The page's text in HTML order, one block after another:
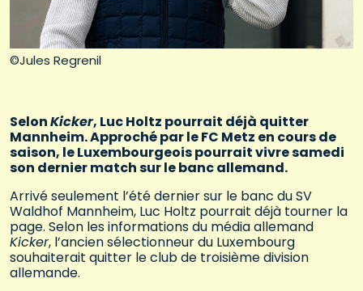
©Jules Regrenil
SelonKicker, Luc Holtz pourrait déjà quitter
Mannheim. Approché par le FC Metz en cours de
saison, le Luxembourgeois pourrait vivre samedi
son dernier match sur le banc allemand.
Arrivé seulement l’été dernier sur le banc du SV
Waldhof Mannheim, Luc Holtz pourrait déjà tourner la
page. Selon les informations du média allemand
Kicker, l’ancien sélectionneur du Luxembourg
souhaiterait quitter le club de troisième division
allemande.